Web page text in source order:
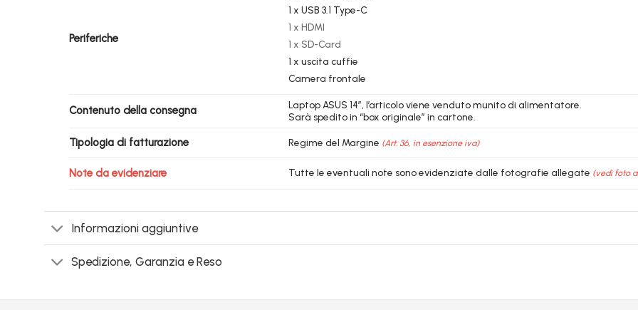
Periferiche
1 x USB 3.1 Type-C
1 x HDMI
1 x SD-Card
1 x uscita cuffie
Camera frontale
Contenuto della consegna
Laptop ASUS 14″, l’articolo viene venduto munito di alimentatore.
Sarà spedito in “box originale” in cartone.
Tipologia di fatturazione Regime del Margine (Art. 36, in esenzione iva)
Note da evidenziare Tutte le eventuali note sono evidenziate dalle fotografie allegate (vedi foto
Informazioni aggiuntive
Spedizione, Garanzia e Reso